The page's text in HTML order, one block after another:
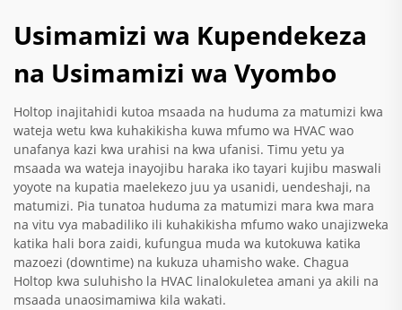
Usimamizi wa Kupendekeza
na Usimamizi wa Vyombo
Holtop inajitahidi kutoa msaada na huduma za matumizi kwa
wateja wetu kwa kuhakikisha kuwa mfumo wa HVAC wao
unafanya kazi kwa urahisi na kwa ufanisi. Timu yetu ya
msaada wa wateja inayojibu haraka iko tayari kujibu maswali
yoyote na kupatia maelekezo juu ya usanidi, uendeshaji, na
matumizi. Pia tunatoa huduma za matumizi mara kwa mara
na vitu vya mabadiliko ili kuhakikisha mfumo wako unajizweka
katika hali bora zaidi, kufungua muda wa kutokuwa katika
mazoezi (downtime) na kukuza uhamisho wake. Chagua
Holtop kwa suluhisho la HVAC linalokuletea amani ya akili na
msaada unaosimamiwa kila wakati.